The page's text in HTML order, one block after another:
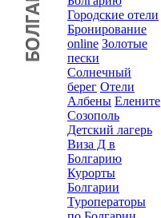
Городские отели
Бронирование
online Золотые
пески
Солнечный
берег Отели
Албены Елените
Созополь
Детский лагерь
Виза Д в
Болгарию
Курорты
Болгарии
Туроператоры